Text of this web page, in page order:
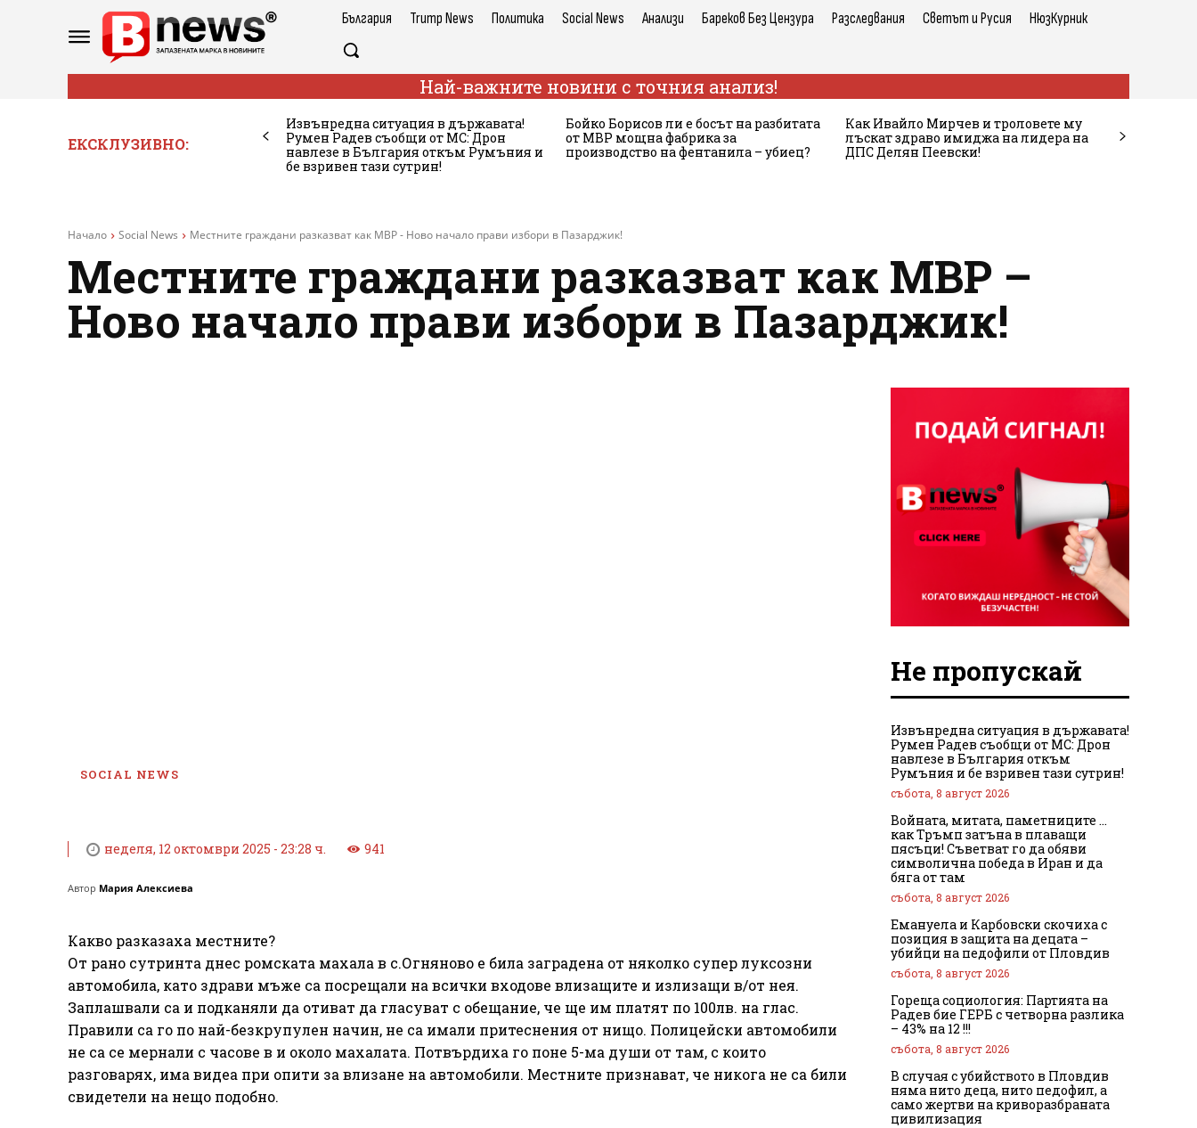
България Trump News Политика Social News Анализи Бареков Без Цензура Разследвания Светът и Русия НюзКурник
Най-важните новини с точния анализ!
ЕКСКЛУЗИВНО:
Извънредна ситуация в държавата!
Румен Радев съобщи от МС: Дрон
навлезе в България откъм Румъния и
бе взривен тази сутрин!
Бойко Борисов ли е босът на разбитата
от МВР мощна фабрика за
производство на фентанила – убиец?
Как Ивайло Мирчев и троловете му
лъскат здраво имиджа на лидера на
ДПС Делян Пеевски!
Начало Social News Местните граждани разказват как МВР - Ново начало прави избори в Пазарджик!
Местните граждани разказват как МВР –
Ново начало прави избори в Пазарджик!
SOCIAL NEWS
неделя, 12 октомври 2025 - 23:28 ч. 941
Автор Мария Алексиева
Какво разказаха местните?
От рано сутринта днес ромската махала в с.Огняново е била заградена от няколко супер луксозни
автомобила, като здрави мъже са посрещали на всички входове влизащите и излизащи в/от нея.
Заплашвали са и подканяли да отиват да гласуват с обещание, че ще им платят по 100лв. на глас.
Правили са го по най-безкрупулен начин, не са имали притеснения от нищо. Полицейски автомобили
не са се мернали с часове в и около махалата. Потвърдиха го поне 5-ма души от там, с които
разговарях, има видеа при опити за влизане на автомобили. Местните признават, че никога не са били
свидетели на нещо подобно.
Не пропускай
Извънредна ситуация в държавата!
Румен Радев съобщи от МС: Дрон
навлезе в България откъм
Румъния и бе взривен тази сутрин!
събота, 8 август 2026
Войната, митата, паметниците …
как Тръмп затъна в плаващи
пясъци! Съветват го да обяви
символична победа в Иран и да
бяга от там
събота, 8 август 2026
Емануела и Карбовски скочиха с
позиция в защита на децата –
убийци на педофили от Пловдив
събота, 8 август 2026
Гореща социология: Партията на
Радев бие ГЕРБ с четворна разлика
– 43% на 12 !!!
събота, 8 август 2026
В случая с убийството в Пловдив
няма нито деца, нито педофил, а
само жертви на криворазбраната
цивилизация